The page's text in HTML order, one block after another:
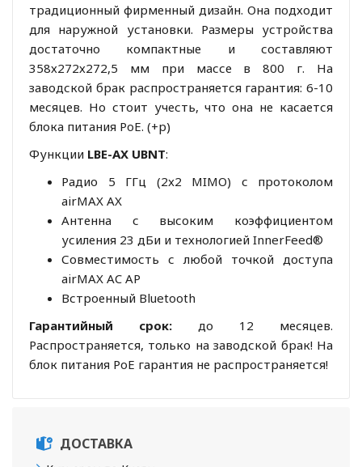
традиционный фирменный дизайн. Она подходит
для наружной установки. Размеры устройства
достаточно компактные и составляют
358х272х272,5 мм при массе в 800 г. На
заводской брак распространяется гарантия: 6-10
месяцев. Но стоит учесть, что она не касается
блока питания PoE. (+р)
Функции LBE-AX UBNT:
Радио 5 ГГц (2x2 MIMO) с протоколом
airMAX AX
Антенна с высоким коэффициентом
усиления 23 дБи и технологией InnerFeed®
Совместимость с любой точкой доступа
airMAX AC AP
Встроенный Bluetooth
Гарантийный срок: до 12 месяцев.
Распространяется, только на заводской брак! На
блок питания PoE гарантия не распространяется!
ДОСТАВКА